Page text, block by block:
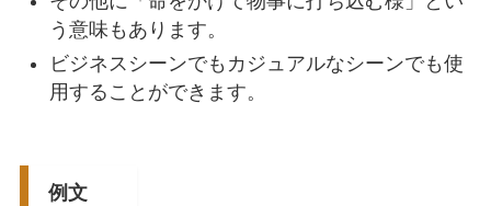
う意味もあります。
ビジネスシーンでもカジュアルなシーンでも使
用することができます。
例文